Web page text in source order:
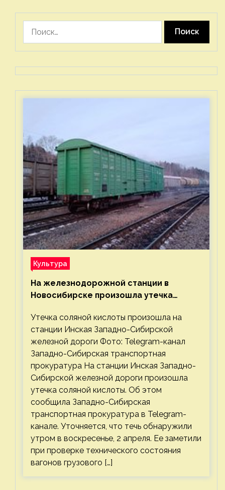
Культура
На железнодорожной станции в
Новосибирске произошла утечка
Утечка соляной кислоты произошла на
станции Инская Западно-Сибирской
железной дороги Фото: Telegram-канал
Западно-Сибирская транспортная
прокуратура На станции Инская Западно-
Сибирской железной дороги произошла
утечка соляной кислоты. Об этом
сообщила Западно-Сибирская
транспортная прокуратура в Telegram-
канале. Уточняется, что течь обнаружили
утром в воскресенье, 2 апреля. Ее заметили
при проверке технического состояния
вагонов грузового […]